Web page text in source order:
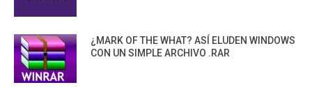
¿MARK OF THE WHAT? ASÍ ELUDEN WINDOWS
CON UN SIMPLE ARCHIVO .RAR